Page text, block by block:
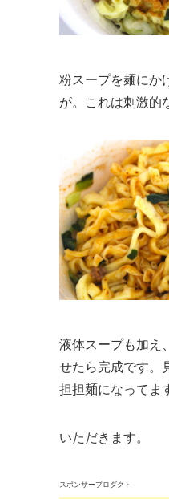
粉スープを麺にか
が。これは刺激的
液体スープも加え
せたら完成です。
担担麺になってま
いただきます。
スポンサープロダクト